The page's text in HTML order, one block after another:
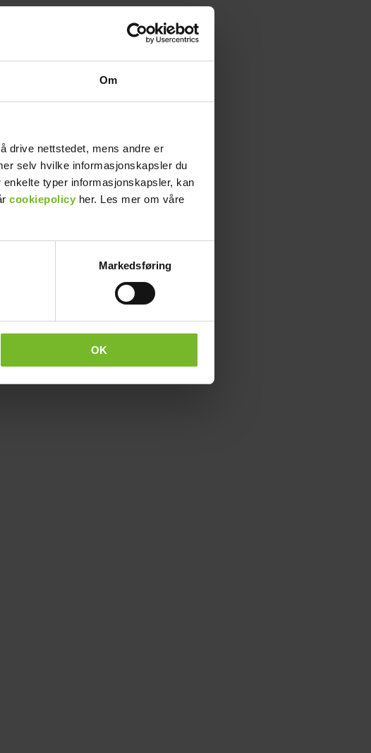
Om
drive nettstedet, mens andre er
selv hvilke informasjonskapsler du
typer informasjonskapsler, kan
cookiepolicy her. Les mer om våre
Markedsføring
OK